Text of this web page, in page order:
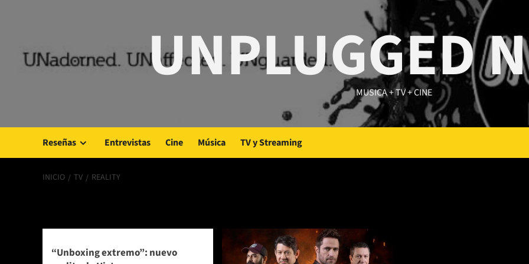
UNPLUGGED
MUSICA + TV + CINE
Reseñas Entrevistas Cine Música TV y Streaming
INICIO TV REALITY
“Unboxing extremo”: nuevo